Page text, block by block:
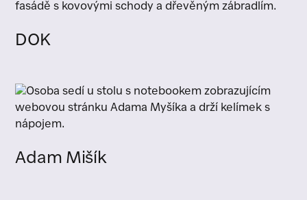
DOK
Adam Mišík